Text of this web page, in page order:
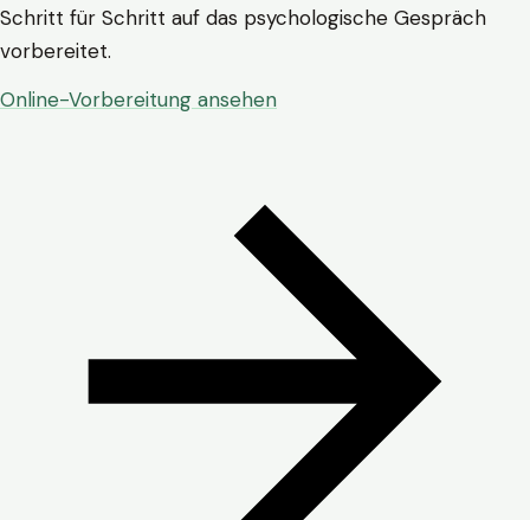
Schritt für Schritt auf das psychologische Gespräch
vorbereitet.
Online-Vorbereitung ansehen